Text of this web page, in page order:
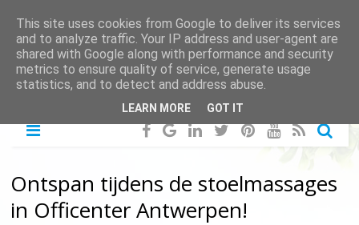
Ontspan tijdens de stoelmassages
in Officenter Antwerpen!
This site uses cookies from Google to deliver its services
and to analyze traffic. Your IP address and user-agent are
shared with Google along with performance and security
metrics to ensure quality of service, generate usage
statistics, and to detect and address abuse.
LEARN MORE GOT IT